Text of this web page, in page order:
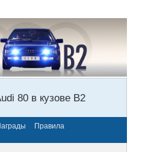
80 в кузове В2
Правила